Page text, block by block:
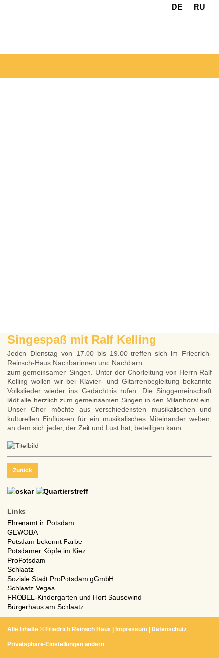
DE RU
Singespaß mit Ralf Kelling
Jeden Dienstag von 17.00 bis 19.00 treffen sich im Friedrich-
Reinsch-Haus Nachbarinnen und Nachbarn
zum gemeinsamen Singen. Unter der Chorleitung von Herrn Ralf
Kelling wollen wir bei Klavier- und Gitarrenbegleitung bekannte
Volkslieder wieder ins Gedächtnis rufen. Die Singgemeinschaft
lädt alle herzlich zum gemeinsamen Singen in den Milanhorst ein.
Unser Chor möchte aus verschiedensten musikalischen und
kulturellen Einflüssen für ein musikalisches Miteinander weben,
an dem sich jeder, der Zeit und Lust hat, beteiligen kann.
Zurück
Links
Ehrenamt in Potsdam
GEWOBA
Potsdam bekennt Farbe
Potsdamer Köpfe im Kiez
ProPotsdam
Schlaatz
Soziale Stadt ProPotsdam gGmbH
Schlaatz Vegas
FRÖBEL-Kindergarten und Hort Sausewind
Bürgerhaus am Schlaatz
Alle Inhalte © Friedrich Reinsch Haus Impressum Datenschutz
Privatsphäre-Einstellungen ändern